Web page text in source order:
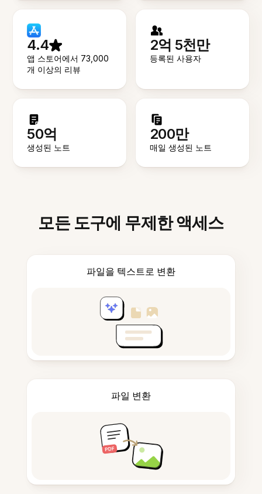
4.4
앱 스토어에서 73,000
개 이상의 리뷰
2억 5천만
등록된 사용자
50억
생성된 노트
200만
매일 생성된 노트
모든 도구에 무제한 액세스
파일을 텍스트로 변환
파일 변환